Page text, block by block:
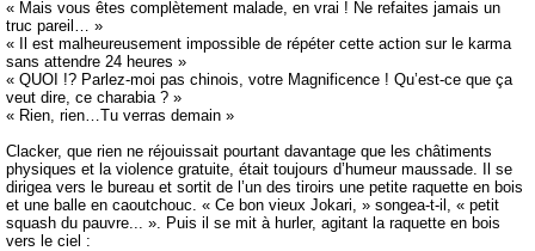
« Mais vous êtes complètement malade, en vrai ! Ne refaites jamais un
truc pareil… »
« Il est malheureusement impossible de répéter cette action sur le karma
sans attendre 24 heures »
« QUOI !? Parlez-moi pas chinois, votre Magnificence ! Qu’est-ce que ça
veut dire, ce charabia ? »
« Rien, rien…Tu verras demain »
Clacker, que rien ne réjouissait pourtant davantage que les châtiments
physiques et la violence gratuite, était toujours d’humeur maussade. Il se
dirigea vers le bureau et sortit de l’un des tiroirs une petite raquette en bois
et une balle en caoutchouc. « Ce bon vieux Jokari, » songea-t-il, « petit
squash du pauvre... ». Puis il se mit à hurler, agitant la raquette en bois
vers le ciel :